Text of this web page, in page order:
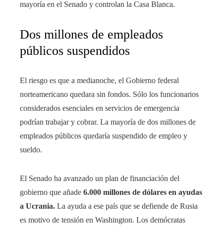
mayoría en el Senado y controlan la Casa Blanca.
Dos millones de empleados
públicos suspendidos
El riesgo es que a medianoche, el Gobierno federal
norteamericano quedara sin fondos. Sólo los funcionarios
considerados esenciales en servicios de emergencia
podrían trabajar y cobrar. La mayoría de dos millones de
empleados públicos quedaría suspendido de empleo y
sueldo.
El Senado ha avanzado un plan de financiación del
gobierno que añade 6.000 millones de dólares en ayudas
a Ucrania. La ayuda a ese país que se defiende de Rusia
es motivo de tensión en Washington. Los demócratas